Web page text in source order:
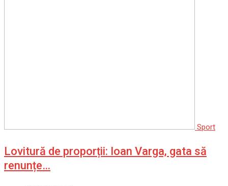
Sport
Lovitură de proporții: Ioan Varga, gata să
renunțe…